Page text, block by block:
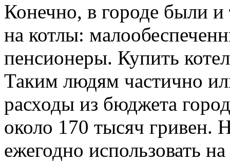
Конечно, в городе были и
на котлы:
пенсионеры. Купить
Таким людям частично
расходы из бюджета
около 170 тысяч гривен.
ежегодно использовать